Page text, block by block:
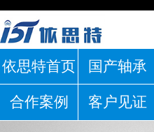
依思特首页 国产轴承
合作案例 客户见证